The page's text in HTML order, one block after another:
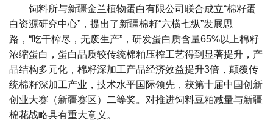
饲料所与新疆金兰植物蛋白有限公司联合成立“棉籽蛋
白资源研究中心”，提出了新疆棉籽“六横七纵”发展思
路，“吃干榨尽，无废生产”，研发蛋白质含量65%以上棉籽
浓缩蛋白，蛋白品质较传统棉粕压榨工艺得到显著提升，产
品结构多元化，棉籽深加工产品经济效益提升3倍，颠覆传
统棉籽深加工产业，技术水平国际领先，获第十届中国创新
创业大赛（新疆赛区）二等奖。对推进饲料豆粕减量与新疆
棉花战略具有重大意义。